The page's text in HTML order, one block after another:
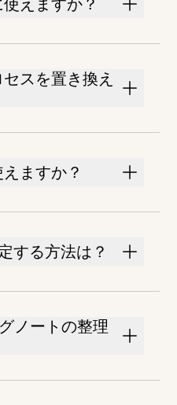
えますか？
スを置き換え
ますか？
する方法は？
ノートの整理